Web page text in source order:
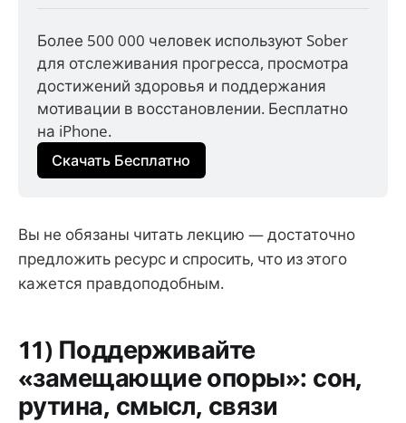
Более 500 000 человек используют Sober
для отслеживания прогресса, просмотра
достижений здоровья и поддержания
мотивации в восстановлении. Бесплатно
на iPhone.
Скачать Бесплатно
Вы не обязаны читать лекцию — достаточно
предложить ресурс и спросить, что из этого
кажется правдоподобным.
11) Поддерживайте
«замещающие опоры»: сон,
рутина, смысл, связи